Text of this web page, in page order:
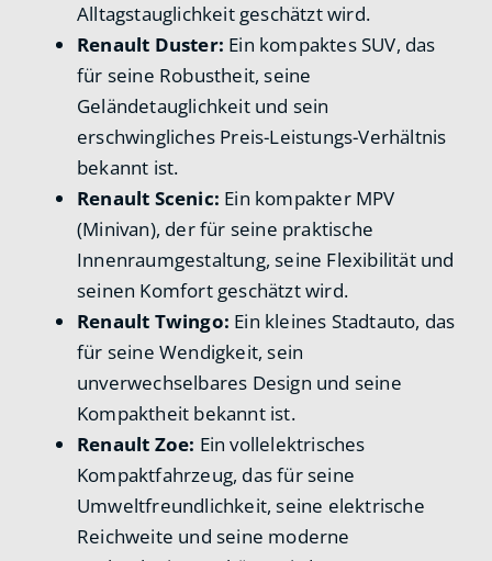
Alltagstauglichkeit geschätzt wird.
Renault Duster: Ein kompaktes SUV, das
für seine Robustheit, seine
Geländetauglichkeit und sein
erschwingliches Preis-Leistungs-Verhältnis
bekannt ist.
Renault Scenic: Ein kompakter MPV
(Minivan), der für seine praktische
Innenraumgestaltung, seine Flexibilität und
seinen Komfort geschätzt wird.
Renault Twingo: Ein kleines Stadtauto, das
für seine Wendigkeit, sein
unverwechselbares Design und seine
Kompaktheit bekannt ist.
Renault Zoe: Ein vollelektrisches
Kompaktfahrzeug, das für seine
Umweltfreundlichkeit, seine elektrische
Reichweite und seine moderne